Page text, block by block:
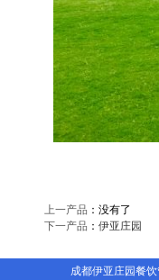
上一产品 ：没有了
下一产品 ： 伊亚庄园
成都伊亚庄园餐